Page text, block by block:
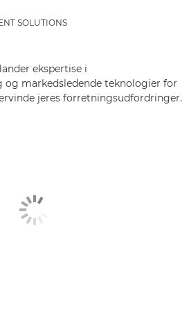
SOLUTIONS
ekspertise i
markedsledende teknologier for
jeres forretningsudfordringer.